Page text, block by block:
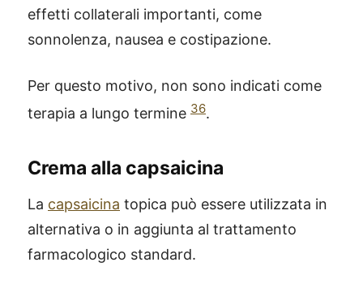
effetti collaterali importanti, come
sonnolenza, nausea e costipazione.
Per questo motivo, non sono indicati come
terapia a lungo termine 36.
Crema alla capsaicina
La capsaicina topica può essere utilizzata in
alternativa o in aggiunta al trattamento
farmacologico standard.